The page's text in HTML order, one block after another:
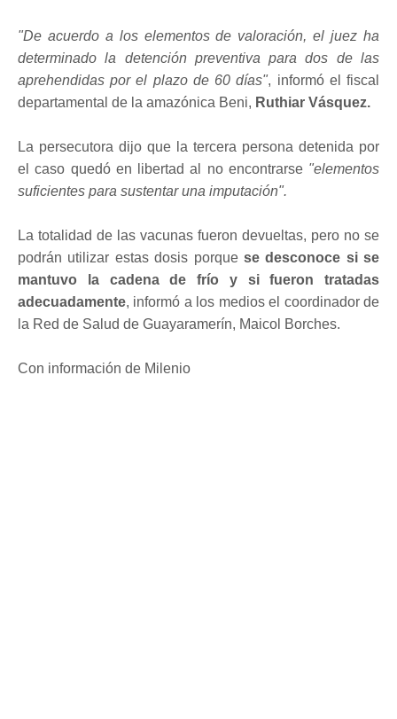
"De acuerdo a los elementos de valoración, el juez ha
determinado la detención preventiva para dos de las
aprehendidas por el plazo de 60 días", informó el fiscal
departamental de la amazónica Beni, Ruthiar Vásquez.
La persecutora dijo que la tercera persona detenida por
el caso quedó en libertad al no encontrarse "elementos
suficientes para sustentar una imputación".
La totalidad de las vacunas fueron devueltas, pero no se
podrán utilizar estas dosis porque se desconoce si se
mantuvo la cadena de frío y si fueron tratadas
adecuadamente, informó a los medios el coordinador de
la Red de Salud de Guayaramerín, Maicol Borches.
Con información de Milenio